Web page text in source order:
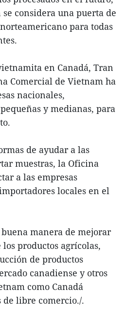
considera una puerta de
para todas
en Canadá, Tran
Comercial de Vietnam ha
nacionales,
y medianas, para
de ayudar a las
muestras, la Oficina
a las empresas
locales en el
manera de mejorar
productos agrícolas,
de productos
canadiense y otros
como Canadá
de libre comercio./.